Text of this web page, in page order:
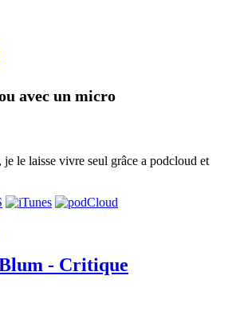
avec un micro
je le laisse vivre seul grâce a podcloud et
- Critique